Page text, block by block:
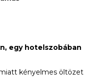
egy hotelszobában
kényelmes öltözet